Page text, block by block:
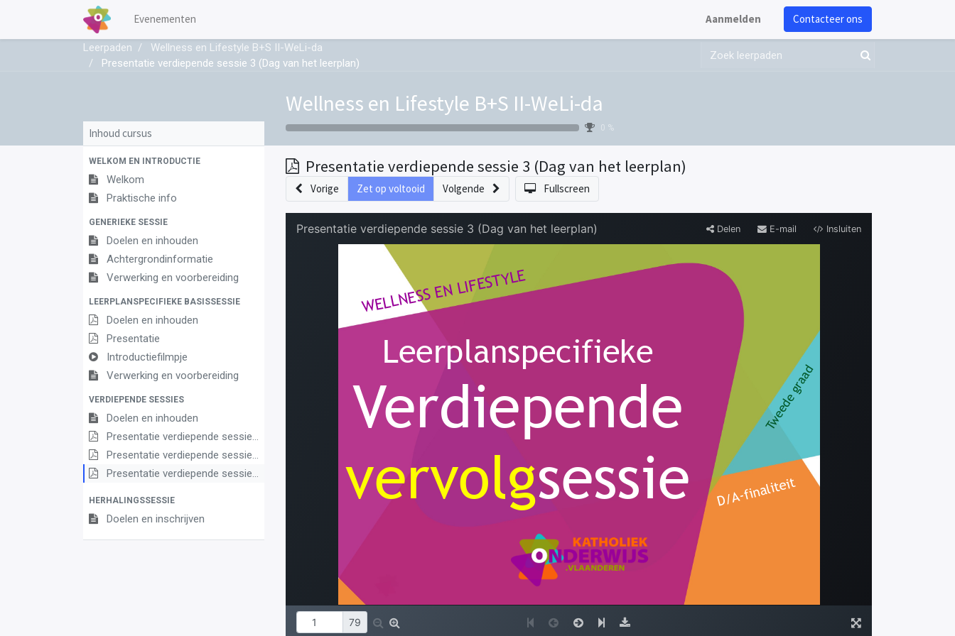
Evenementen Aanmelden Contacteer ons
Leerpaden
Wellness en Lifestyle B+S II-WeLi-da
Presentatie verdiepende sessie 3 (Dag van het leerplan)
Wellness en Lifestyle B+S II-WeLi-da
0 %
Inhoud cursus
WELKOM EN INTRODUCTIE
Welkom
Praktische info
GENERIEKE SESSIE
Doelen en inhouden
Achtergrondinformatie
Verwerking en voorbereiding
LEERPLANSPECIFIEKE BASISSESSIE
Doelen en inhouden
Presentatie
Introductiefilmpje
Verwerking en voorbereiding
VERDIEPENDE SESSIES
Doelen en inhouden
Presentatie verdiepende sessie 1
Presentatie verdiepende sessie 2 (vervolgsessie)
Presentatie verdiepende sessie 3 (Dag van het leerplan)
HERHALINGSSESSIE
Doelen en inschrijven
Presentatie verdiepende sessie 3 (Dag van het leerplan)
Vorige Zet op voltooid Volgende Fullscreen